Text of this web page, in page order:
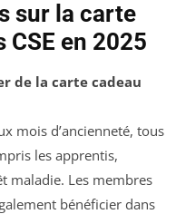
sur la carte
CSE en 2025
de la carte cadeau
mois d’ancienneté, tous
les apprentis,
maladie. Les membres
bénéficier dans